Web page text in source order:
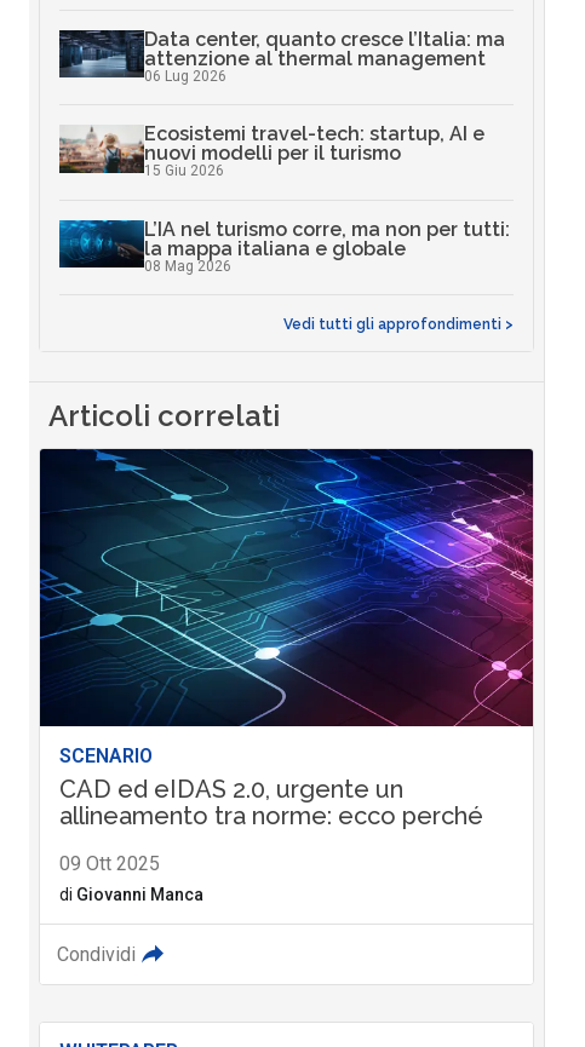
Data center, quanto cresce l’Italia: ma
attenzione al thermal management
06 Lug 2026
Ecosistemi travel-tech: startup, AI e
nuovi modelli per il turismo
15 Giu 2026
L’IA nel turismo corre, ma non per tutti:
la mappa italiana e globale
08 Mag 2026
Vedi tutti gli approfondimenti >
Articoli correlati
SCENARIO
CAD ed eIDAS 2.0, urgente un
allineamento tra norme: ecco perché
09 Ott 2025
di Giovanni Manca
Condividi